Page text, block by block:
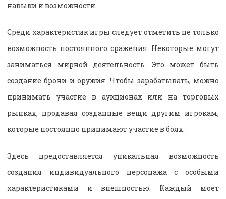
навыки и возможности.
Среди характеристик игры следует отметить не только
возможность постоянного сражения. Некоторые могут
заниматься мирной деятельность. Это может быть
создание брони и оружия. Чтобы зарабатывать, можно
принимать участие в аукционах или на торговых
рынках, продавая созданные вещи другим игрокам,
которые постоянно принимают участие в боях.
Здесь предоставляется уникальная возможность
создания индивидуального персонажа с особыми
характеристиками и внешностью. Каждый моет